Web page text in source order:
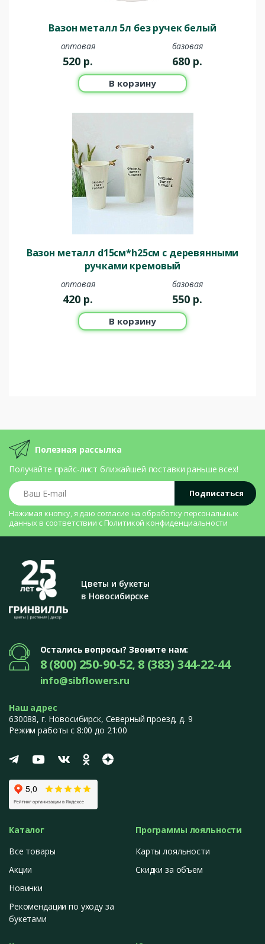
Вазон металл 5л без ручек белый
оптовая
520 р.
базовая
680 р.
В корзину
Вазон металл d15см*h25см с деревянными
ручками кремовый
оптовая
420 р.
базовая
550 р.
В корзину
Полезная рассылка
Получайте прайс-лист ближайшей поставки раньше всех!
Ваш E-mail
Подписаться
Нажимая кнопку, я даю согласие на обработку персональных
данных в соответствии с Политикой конфиденциальности
Цветы и букеты
в Новосибирске
Остались вопросы? Звоните нам:
8 (800) 250-90-52, 8 (383) 344-22-44
info@sibflowers.ru
Наш адрес
630088, г. Новосибирск, Северный проезд, д. 9
Режим работы с 8:00 до 21:00
Каталог
Все товары
Акции
Новинки
Рекомендации по уходу за
букетами
Программы лояльности
Карты лояльности
Скидки за объем